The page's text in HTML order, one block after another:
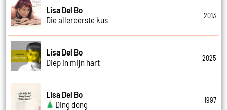
Lisa Del Bo
Die allereerste kus
2013
Lisa Del Bo
Diep in mijn hart
2025
Lisa Del Bo
Ding dong
1997